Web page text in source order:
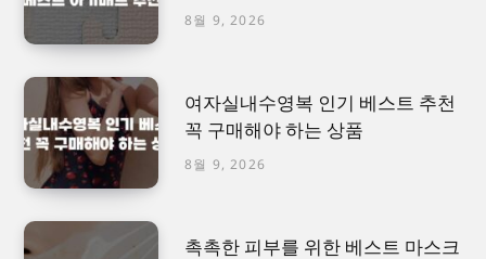
8월 9, 2026
여자실내수영복 인기 베스트 추천
꼭 구매해야 하는 상품
8월 9, 2026
촉촉한 피부를 위한 베스트 마스크